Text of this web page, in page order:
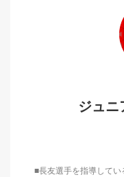
ジュニ
■長友選手を指導してい